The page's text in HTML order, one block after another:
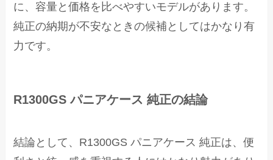
に、容量と価格を比べやすいモデルがあります。
純正の納期が不安なときの候補としてはかなり有
力です。
R1300GS パニアケース 純正の結論
結論として、R1300GS パニアケース 純正は、便